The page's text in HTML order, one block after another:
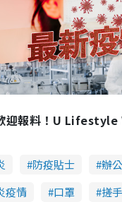
迎報料！U
防疫貼士 辦
疫情
口罩 搓